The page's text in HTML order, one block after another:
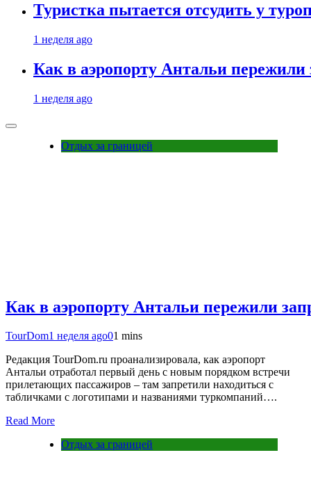
Туристка пытается отсудить у
1 неделя ago
Как в аэропорту Антальи
1 неделя ago
Отдых за границей
Как в аэропорту Антальи пережили
TourDom1 неделя ago01 mins
Редакция TourDom.ru проанализировала, как аэропорт
Антальи отработал первый день с новым порядком встречи
прилетающих пассажиров – там запретили находиться с
табличками с логотипами и названиями туркомпаний….
Read More
Отдых за границей